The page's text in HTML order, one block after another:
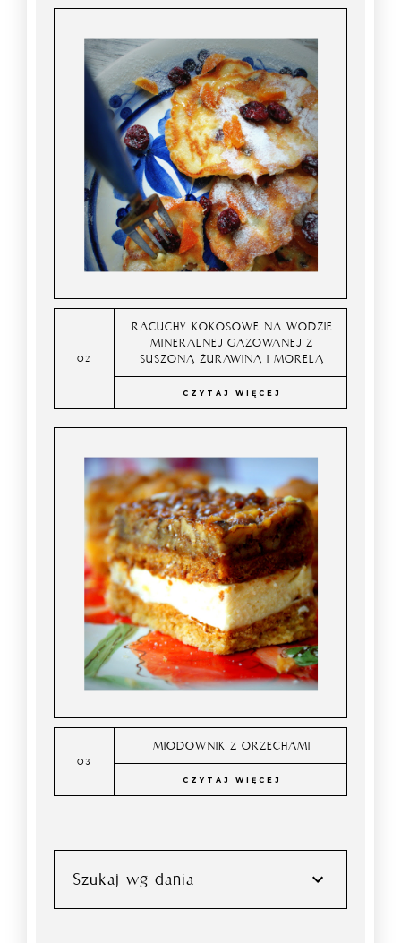
RACUCHY KOKOSOWE NA WODZIE
MINERALNEJ GAZOWANEJ Z
SUSZONĄ ŻURAWINĄ I MORELĄ
CZYTAJ WIĘCEJ
MIODOWNIK Z ORZECHAMI
CZYTAJ WIĘCEJ
Szukaj wg dania